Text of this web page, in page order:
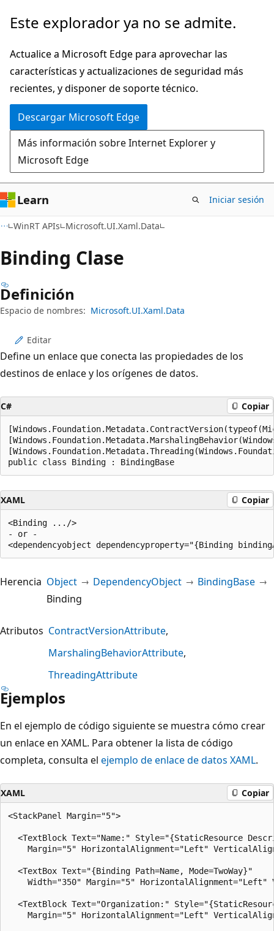
Ir
contenido
principal
Ir
la
navegación
en
la
página
Este explorador ya no se admite.
Actualice a Microsoft Edge para aprovechar las
características y actualizaciones de seguridad más
recientes, y disponer de soporte técnico.
Descargar Microsoft Edge
Más información sobre Internet Explorer y
Microsoft Edge
Learn Iniciar sesión
WinRT APIs Microsoft.UI.Xaml.Data
Binding Clase
Definición
Espacio de nombres: Microsoft.UI.Xaml.Data
Editar
Define un enlace que conecta las propiedades de los
destinos de enlace y los orígenes de datos.
C# Copiar
public class Binding : BindingBase
XAML Copiar
<Binding .../>
- or -
Herencia Object DependencyObject
BindingBase
Binding
Atributos ContractVersionAttribute
MarshalingBehaviorAttribute
ThreadingAttribute
Ejemplos
En el ejemplo de código siguiente se muestra cómo crear
un enlace en XAML. Para obtener la lista de código
completa, consulta el ejemplo de enlace de datos XAML.
XAML Copiar
<StackPanel Margin="5">
<TextBlock Text="Name:" Style="{StaticResource
Margin="5" HorizontalAlignment="Left"
  <TextBox Text="{Binding Path=Name, Mode=TwoWay}"
Width="350" Margin="5" HorizontalAlignment="Left"
<TextBlock Text="Organization:"
Margin="5" HorizontalAlignment="Left"